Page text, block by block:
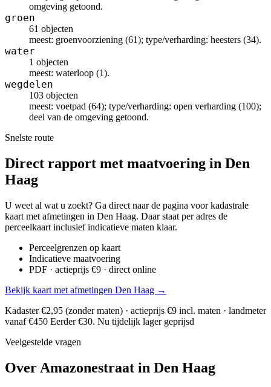
omgeving getoond.
groen
61 objecten
meest: groenvoorziening (61); type/verharding: heesters (34).
water
1 objecten
meest: waterloop (1).
wegdelen
103 objecten
meest: voetpad (64); type/verharding: open verharding (100);
deel van de omgeving getoond.
Snelste route
Direct rapport met maatvoering in Den
Haag
U weet al wat u zoekt? Ga direct naar de pagina voor kadastrale
kaart met afmetingen in Den Haag. Daar staat per adres de
perceelkaart inclusief indicatieve maten klaar.
Perceelgrenzen op kaart
Indicatieve maatvoering
PDF · actieprijs €9 · direct online
Bekijk kaart met afmetingen Den Haag →
Kadaster €2,95 (zonder maten) · actieprijs €9 incl. maten · landmeter
vanaf €450 Eerder €30. Nu tijdelijk lager geprijsd
Veelgestelde vragen
Over Amazonestraat in Den Haag